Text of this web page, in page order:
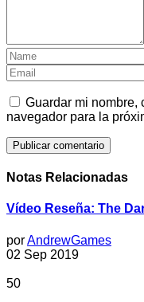
Guardar mi nombre,
navegador para la
Notas Relacionadas
Vídeo Reseña: The
porAndrewGames
02 Sep 2019
50